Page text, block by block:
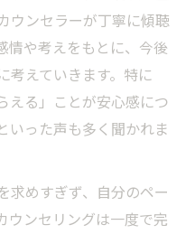
ウンセラーが丁寧に傾聴
情や考えをもとに、今後
考えていきます。特に
える」ことが安心感につ
いった声も多く聞かれま
求めすぎず、自分のペー
ウンセリングは一度で完